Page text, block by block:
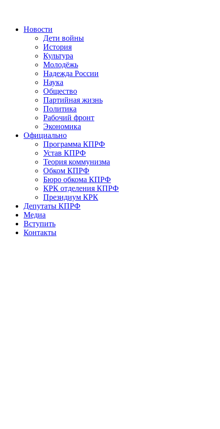
Новости
Дети войны
История
Культура
Молодёжь
Надежда России
Наука
Общество
Партийная жизнь
Политика
Рабочий фронт
Экономика
Официально
Программа КПРФ
Устав КПРФ
Теория коммунизма
Обком КПРФ
Бюро обкома КПРФ
КРК отделения КПРФ
Президиум КРК
Депутаты КПРФ
Медиа
Вступить
Контакты